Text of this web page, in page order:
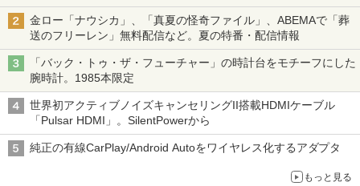
金ロー「ナウシカ」、「真夏の怪奇ファイル」、ABEMAで「葬
送のフリーレン」無料配信など。夏の特番・配信情報
「バック・トゥ・ザ・フューチャー」の時計台をモチーフにした
腕時計。1985本限定
世界初アクティブノイズキャンセリングII搭載HDMIケーブル
「Pulsar HDMI」。SilentPowerから
純正の有線CarPlay/Android Autoをワイヤレス化するアダプタ
もっと見る